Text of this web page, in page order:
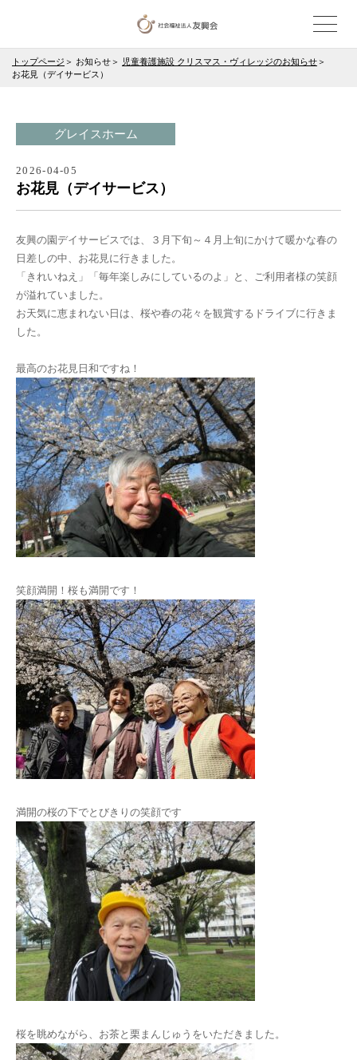
トップページ お知らせ
児童養護施設 クリスマス・ヴィレッジのお知らせ
お花見（デイサービス）
グレイスホーム
2026-04-05
お花見（デイサービス）
友興の園デイサービスでは、３月下旬～４月上旬にかけて暖かな春の
日差しの中、お花見に行きました。
「きれいねえ」「毎年楽しみにしているのよ」と、ご利用者様の笑顔
が溢れていました。
お天気に恵まれない日は、桜や春の花々を観賞するドライブに行きま
した。
最高のお花見日和ですね！
笑顔満開！桜も満開です！
満開の桜の下でとびきりの笑顔です
桜を眺めながら、お茶と栗まんじゅうをいただきました。